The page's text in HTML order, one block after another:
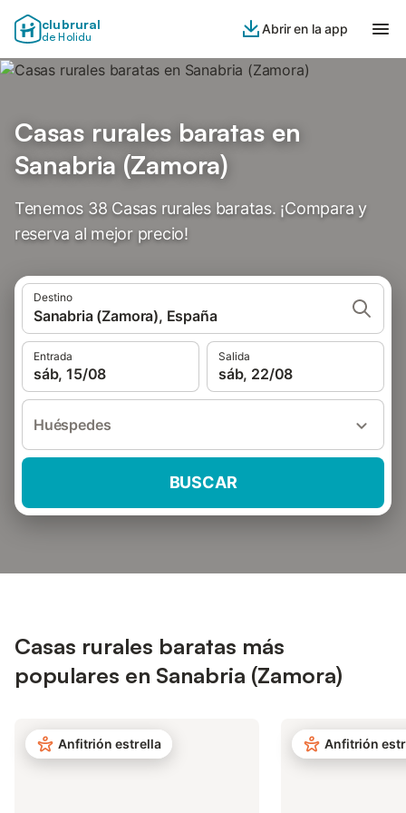
clubrural
de Holidu
Abrir en la app
Casas rurales baratas en
Sanabria (Zamora)
Tenemos 38 Casas rurales baratas. ¡Compara y
reserva al mejor precio!
Destino
Sanabria (Zamora), España
Entrada
sáb, 15/08
Salida
sáb, 22/08
Huéspedes
BUSCAR
Casas rurales baratas más
populares en Sanabria (Zamora)
Anfitrión estrella Anfitrión